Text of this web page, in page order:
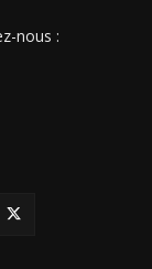
nous :